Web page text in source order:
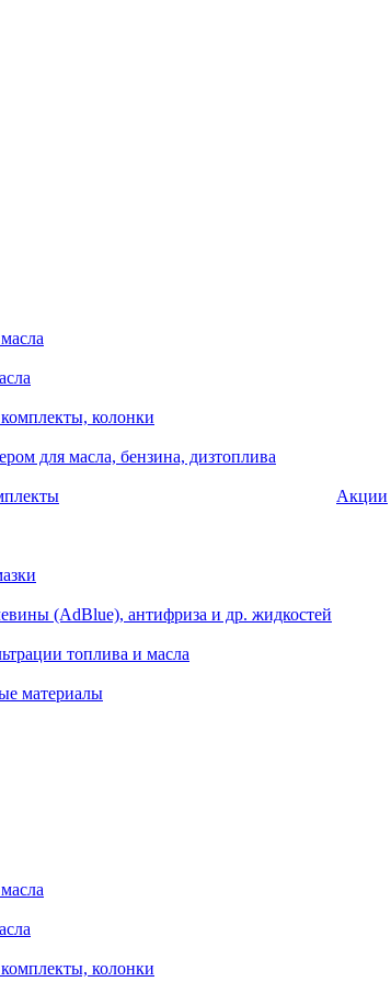
колонки
для масла, бензина, дизтоплива
(AdBlue), антифриза и др. жидкостей
топлива и масла
материалы
Акции
колонки